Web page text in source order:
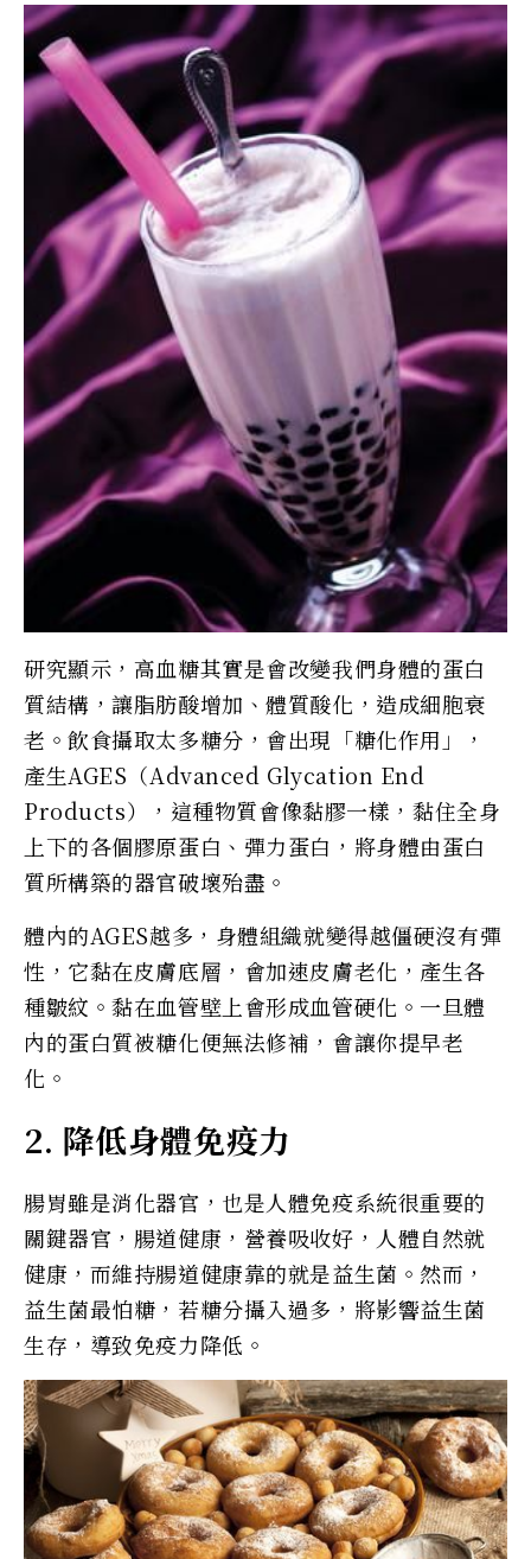
研究顯示，高血糖其實是會改變我們身體的蛋白
質結構，讓脂肪酸增加、體質酸化，造成細胞衰
老。飲食攝取太多糖分，會出現「糖化作用」，
產生AGES（Advanced Glycation End
Products），這種物質會像黏膠一樣，黏住全身
上下的各個膠原蛋白、彈力蛋白，將身體由蛋白
質所構築的器官破壞殆盡。
體內的AGES越多，身體組織就變得越僵硬沒有彈
性，它黏在皮膚底層，會加速皮膚老化，產生各
種皺紋。黏在血管壁上會形成血管硬化。一旦體
內的蛋白質被糖化便無法修補，會讓你提早老
化。
2. 降低身體免疫力
腸胃雖是消化器官，也是人體免疫系統很重要的
關鍵器官，腸道健康，營養吸收好，人體自然就
健康，而維持腸道健康靠的就是益生菌。然而，
益生菌最怕糖，若糖分攝入過多，將影響益生菌
生存，導致免疫力降低。